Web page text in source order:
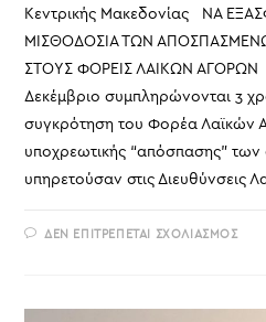
Κεντρικής Μακεδονίας ΝΑ
ΜΙΣΘΟΔΟΣΙΑ ΤΩΝ
ΣΤΟΥΣ ΦΟΡΕΙΣ ΛΑΙΚΩΝ
Δεκέμβριο συμπληρώνονται 3
συγκρότηση του Φορέα Λαϊκών
υποχρεωτικής “απόσπασης”
υπηρετούσαν στις Διευθύνσεις
ΔΕΝ ΕΠΙΤΡΈΠΕΤΑΙ ΣΧΟΛΙΑΣΜΌΣΣΤΟ